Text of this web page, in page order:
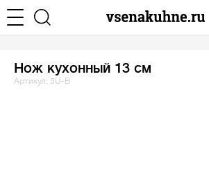
Нож кухонный 13 см
Артикул: 5U-B